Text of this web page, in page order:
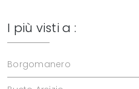
I più visti a :
Borgomanero